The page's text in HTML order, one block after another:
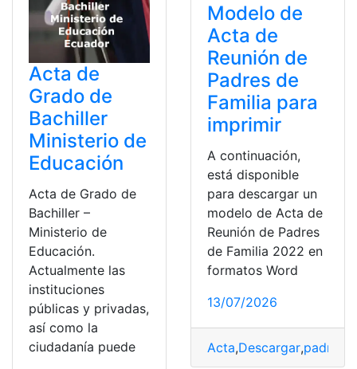
Acta de
Grado de
Bachiller
Ministerio de
Educación
Acta de Grado de
Bachiller –
Ministerio de
Educación.
Actualmente las
instituciones
públicas y privadas,
así como la
ciudadanía puede
Modelo de
Acta de
Reunión de
Padres de
Familia para
imprimir
A continuación,
está disponible
para descargar un
modelo de Acta de
Reunión de Padres
de Familia 2022 en
formatos Word
13/07/2026
Acta,Descargar,padres